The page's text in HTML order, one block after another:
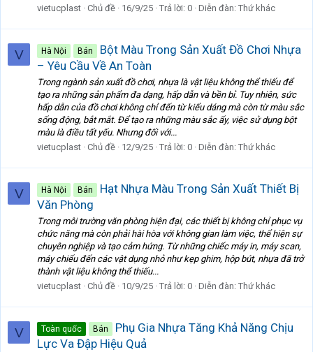
vietucplast Chủ đề 16/9/25 Trả lời: 0 Diễn đàn: Thứ khác
V Hà Nội Bán
Bột Màu Trong Sản Xuất Đồ Chơi Nhựa
– Yêu Cầu Về An Toàn
Trong ngành sản xuất đồ chơi, nhựa là vật liệu không thể thiếu để
tạo ra những sản phẩm đa dạng, hấp dẫn và bền bỉ. Tuy nhiên, sức
hấp dẫn của đồ chơi không chỉ đến từ kiểu dáng mà còn từ màu sắc
sống động, bắt mắt. Để tạo ra những màu sắc ấy, việc sử dụng bột
màu là điều tất yếu. Nhưng đối với...
vietucplast Chủ đề 12/9/25 Trả lời: 0 Diễn đàn: Thứ khác
V Hà Nội Bán
Hạt Nhựa Màu Trong Sản Xuất Thiết Bị
Văn Phòng
Trong môi trường văn phòng hiện đại, các thiết bị không chỉ phục vụ
chức năng mà còn phải hài hòa với không gian làm việc, thể hiện sự
chuyên nghiệp và tạo cảm hứng. Từ những chiếc máy in, máy scan,
máy chiếu đến các vật dụng nhỏ như kẹp ghim, hộp bút, nhựa đã trở
thành vật liệu không thể thiếu...
vietucplast Chủ đề 10/9/25 Trả lời: 0 Diễn đàn: Thứ khác
V Toàn quốc Bán
Phụ Gia Nhựa Tăng Khả Năng Chịu
Lực Va Đập Hiệu Quả